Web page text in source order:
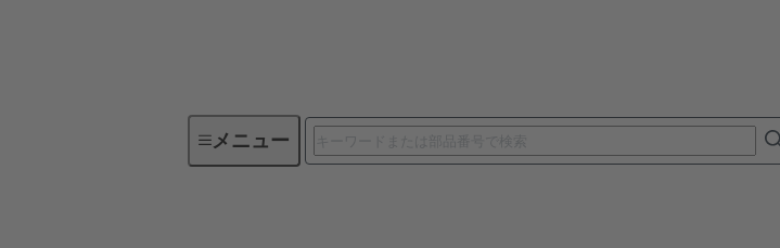
メニュー産業用コネクタ / Han®